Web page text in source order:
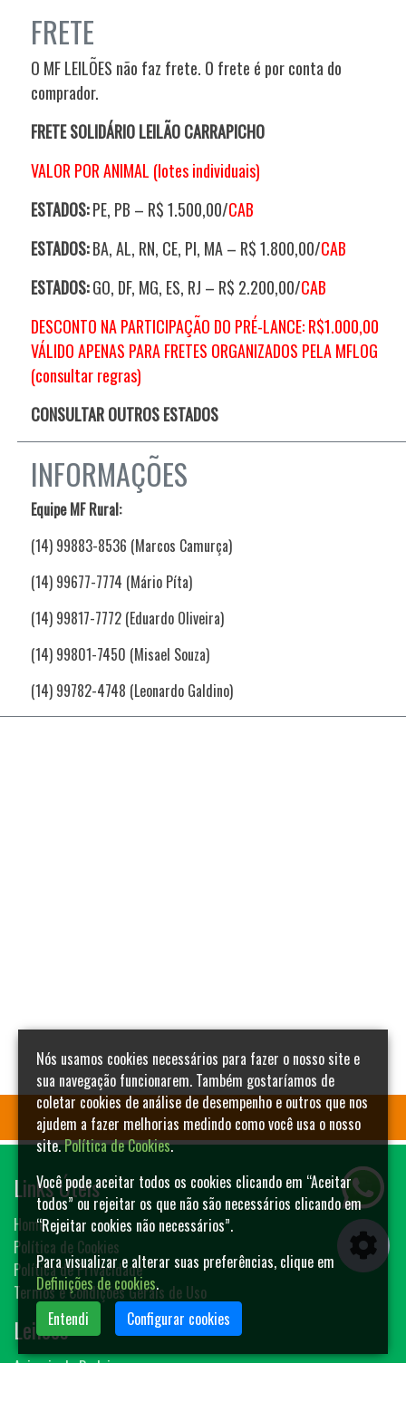
FRETE
O MF LEILÕES não faz frete. O frete é por conta do
comprador.
FRETE SOLIDÁRIO LEILÃO CARRAPICHO
VALOR POR ANIMAL (lotes individuais)
ESTADOS:PE, PB – R$ 1.500,00/CAB
ESTADOS:BA, AL, RN, CE, PI, MA – R$ 1.800,00/CAB
ESTADOS:GO, DF, MG, ES, RJ – R$ 2.200,00/CAB
DESCONTO NA PARTICIPAÇÃO DO PRÉ-LANCE: R$1.000,00
VÁLIDO APENAS PARA FRETES ORGANIZADOS PELA MFLOG
(consultar regras)
CONSULTAR OUTROS ESTADOS
INFORMAÇÕES
Equipe MF Rural:
(14) 99883-8536 (Marcos Camurça)
(14) 99677-7774 (Mário Píta)
(14) 99817-7772 (Eduardo Oliveira)
(14) 99801-7450 (Misael Souza)
(14) 99782-4748 (Leonardo Galdino)
Links Úteis
Home
Política de Cookies
Política de Privacidade
Termos e Condições Gerais de Uso
Leilões
Animais de Rodeio
Nós usamos cookies necessários para fazer o nosso site e
sua navegação funcionarem. Também gostaríamos de
coletar cookies de análise de desempenho e outros que nos
ajudem a fazer melhorias medindo como você usa o nosso
site.Política de Cookies.
Você pode aceitar todos os cookies clicando em “Aceitar
todos” ou rejeitar os que não são necessários clicando em
“Rejeitar cookies não necessários”.
Para visualizar e alterar suas preferências, clique em
Definições de cookies.
Entendi
Configurar cookies